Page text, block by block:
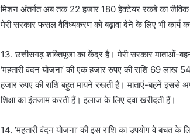
मिशन अंतर्गत अब तक 22 हजार 180 हेक्टेयर रकबे का जैविक
मेरी सरकार फसल वैविध्यकरण को बढ़ावा देने के लिए भी कार्य
13. छत्तीसगढ़ शक्तिपूजा का केंद्र है। मेरी सरकार माताओं-
‘महतारी वंदन योजना’ की एक हजार रुपए की राशि 69
हजार रुपए की राशि बहुत मायने रखती है। माताएं-बहनें इससे
शिक्षा का इंतजाम करती हैं। इलाज के लिए दवा खरीदती हैं।
14. ‘महतारी वंदन योजना’ की इस राशि का उपयोग वे बचत